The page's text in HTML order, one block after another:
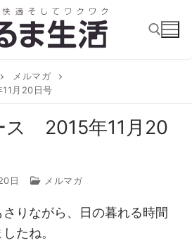
検索:
メルマガ
月20日号
ス 2015年11月20
日 メルマガ
りながら、日の暮れる時間
たね。